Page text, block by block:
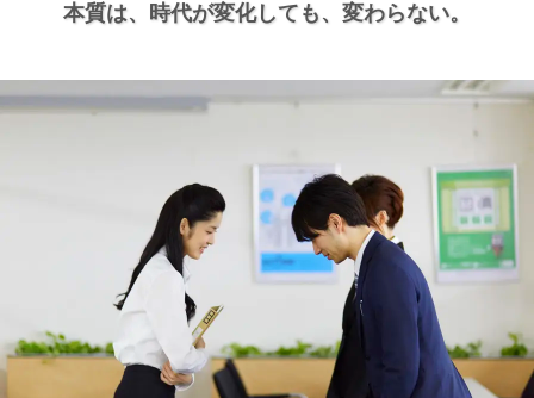
本質は、 時代が変化しても、 変わらない。